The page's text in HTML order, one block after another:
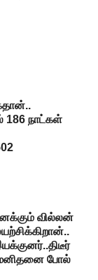
186 நாட்கள்
வில்லன்
மனிதனை போல்